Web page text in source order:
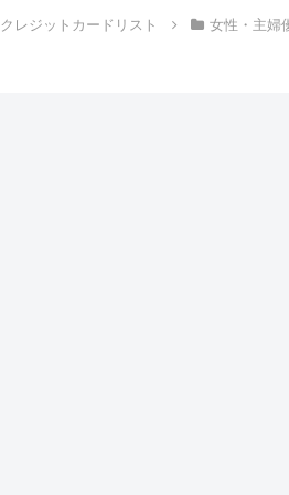
クレジットカードリスト 女性・主婦